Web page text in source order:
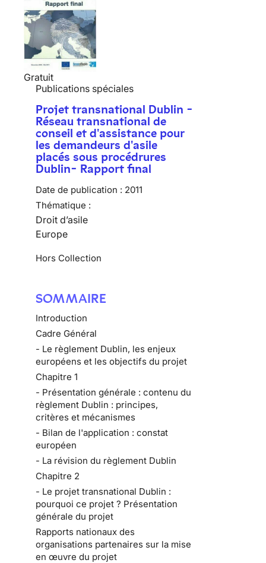
Gratuit
Publications spéciales
Projet transnational Dublin -
Réseau transnational de
conseil et d'assistance pour
les demandeurs d'asile
placés sous procédrures
Dublin- Rapport final
Date de publication : 2011
Thématique :
Droit d’asile
Europe
Hors Collection
SOMMAIRE
Introduction
Cadre Général
- Le règlement Dublin, les enjeux
européens et les objectifs du projet
Chapitre 1
- Présentation générale : contenu du
règlement Dublin : principes,
critères et mécanismes
- Bilan de l'application : constat
européen
- La révision du règlement Dublin
Chapitre 2
- Le projet transnational Dublin :
pourquoi ce projet ? Présentation
générale du projet
Rapports nationaux des
organisations partenaires sur la mise
en œuvre du projet